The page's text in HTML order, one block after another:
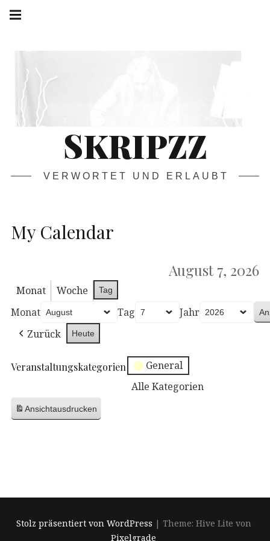
Springe
zum
SKRIPZZ
VERWORTET UND ERLAUBT
My Calendar
August 7, 2026
Monat Woche Tag
Monat Tag
Jahr
Zurück
Heute
Veranstaltungskategorien
General
Alle Kategorien
Ansichtausdrucken
Stolz präsentiert von WordPress | Theme: Hive Lite von
Pixelgrade